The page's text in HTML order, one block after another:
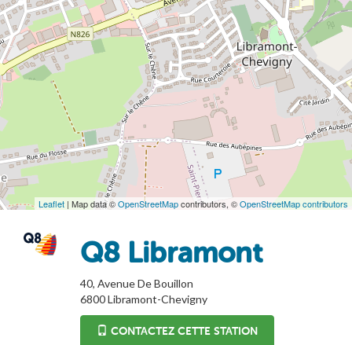
Leaflet | Map data ©OpenStreetMapcontributors, ©OpenStreetMap contributors
Q8 Libramont
40, Avenue De Bouillon
6800Libramont-Chevigny
CONTACTEZ CETTE STATION